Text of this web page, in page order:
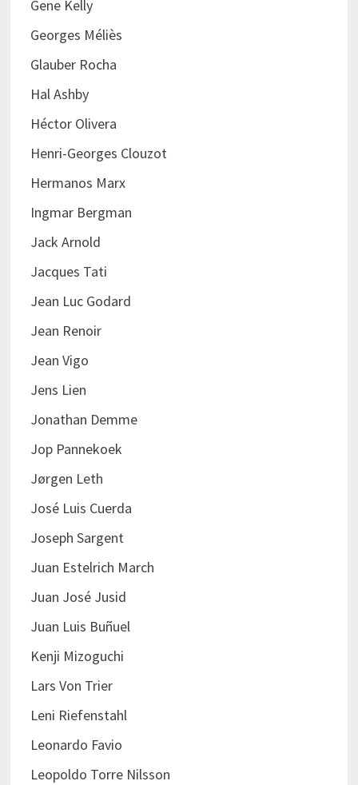
Gene Kelly
Georges Méliès
Glauber Rocha
Hal Ashby
Héctor Olivera
Henri-Georges Clouzot
Hermanos Marx
Ingmar Bergman
Jack Arnold
Jacques Tati
Jean Luc Godard
Jean Renoir
Jean Vigo
Jens Lien
Jonathan Demme
Jop Pannekoek
Jørgen Leth
José Luis Cuerda
Joseph Sargent
Juan Estelrich March
Juan José Jusid
Juan Luis Buñuel
Kenji Mizoguchi
Lars Von Trier
Leni Riefenstahl
Leonardo Favio
Leopoldo Torre Nilsson